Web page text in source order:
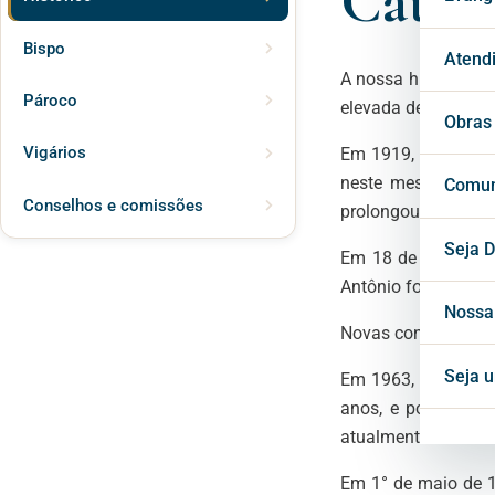
Blog
Seja
Seja
Bispo
Pároco
Vigários
Conselhos e comissões
A nossa história
elevada de suas
Em 1919, sua
neste mesmo ano
prolongou durante
Em 18 de julho de
Antônio foi
Novas
Em 1963, a
anos, e
atualmente a Cúria
Em 1° de maio de